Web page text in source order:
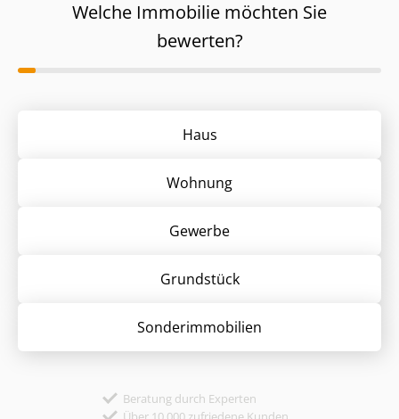
Welche Immobilie möchten Sie
bewerten?
Haus
Wohnung
Gewerbe
Grund­stück
Sonder­immobilien
Beratung durch Experten